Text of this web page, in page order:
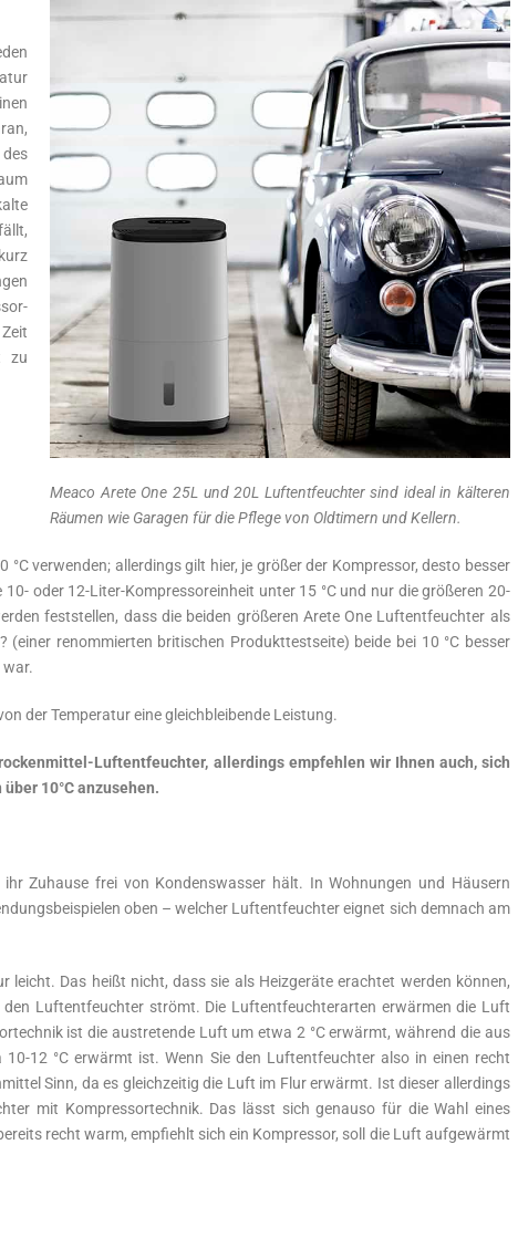
zu
Meaco Arete One 25L und 20L Luftentfeuchter sind ideal in kälteren
Räumen wie Garagen für die Pflege von Oldtimern und Kellern.
verwenden; allerdings gilt hier, je größer der Kompressor, desto besser
oder 12-Liter-Kompressoreinheit unter 15 °C und nur die größeren 20-
feststellen, dass die beiden größeren Arete One Luftentfeuchter als
renommierten britischen Produkttestseite) beide bei 10 °C besser
der Temperatur eine gleichbleibende Leistung.
Luftentfeuchter, allerdings empfehlen wir Ihnen auch, sich
10°C anzusehen.
Zuhause frei von Kondenswasser hält. In Wohnungen und Häusern
oben – welcher Luftentfeuchter eignet sich demnach am
Das heißt nicht, dass sie als Heizgeräte erachtet werden können,
Luftentfeuchter strömt. Die Luftentfeuchterarten erwärmen die Luft
ist die austretende Luft um etwa 2 °C erwärmt, während die aus
12 °C erwärmt ist. Wenn Sie den Luftentfeuchter also in einen recht
Sinn, da es gleichzeitig die Luft im Flur erwärmt. Ist dieser allerdings
mit Kompressortechnik. Das lässt sich genauso für die Wahl eines
recht warm, empfiehlt sich ein Kompressor, soll die Luft aufgewärmt